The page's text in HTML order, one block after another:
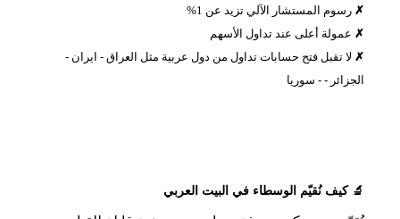
المستشار الآلي تزيد عن 1%
أعلى عند تداول الأسهم
تقبل فتح حسابات تداول من دول عربية مثل العراق - ايران -
- - سوريا
نُقيّم الوسطاء في البيت العربي